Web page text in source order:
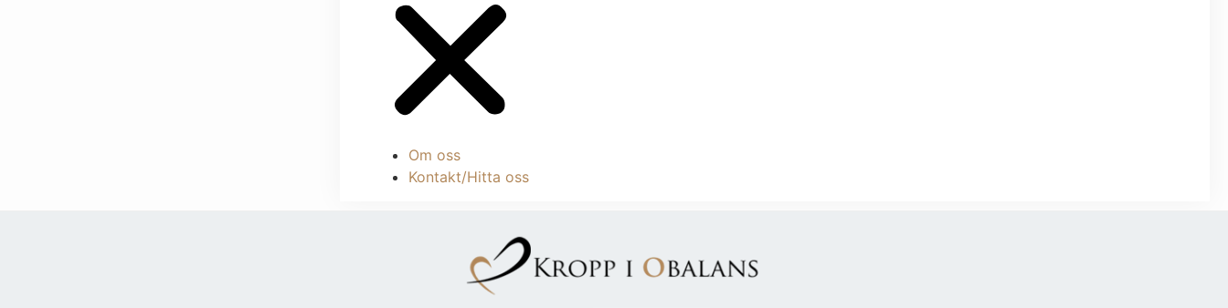
Om oss
Kontakt/Hitta oss